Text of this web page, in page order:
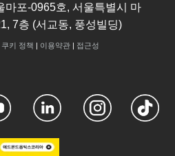
마포-0965호, 서울특별시 마
7층 (서교동, 풍성빌딩)
쿠키 정책 | 이용약관| 접근성